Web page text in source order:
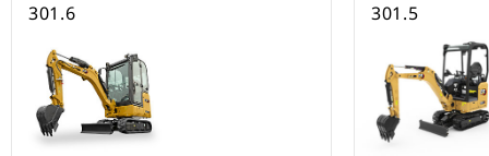
301.6 301.5